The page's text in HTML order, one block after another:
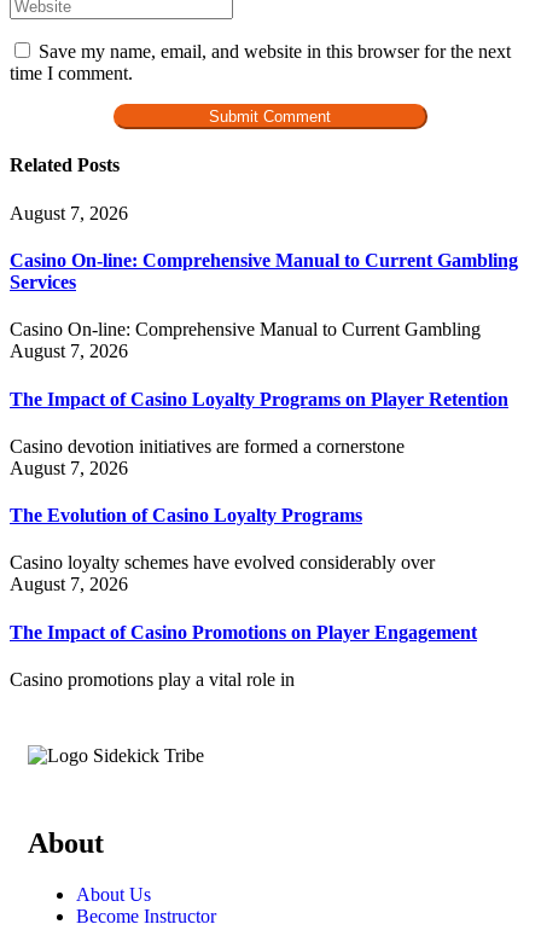
Save my name, email, and website in this browser for the next
time I comment.
Related Posts
August 7, 2026
Casino On-line: Comprehensive Manual to Current Gambling
Services
Casino On-line: Comprehensive Manual to Current Gambling
August 7, 2026
The Impact of Casino Loyalty Programs on Player Retention
Casino devotion initiatives are formed a cornerstone
August 7, 2026
The Evolution of Casino Loyalty Programs
Casino loyalty schemes have evolved considerably over
August 7, 2026
The Impact of Casino Promotions on Player Engagement
Casino promotions play a vital role in
About
About Us
Become Instructor